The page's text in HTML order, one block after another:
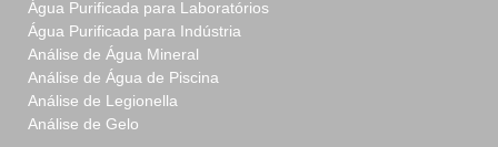
Água Purificada para Laboratórios
Água Purificada para Indústria
Análise de Água Mineral
Análise de Água de Piscina
Análise de Legionella
Análise de Gelo